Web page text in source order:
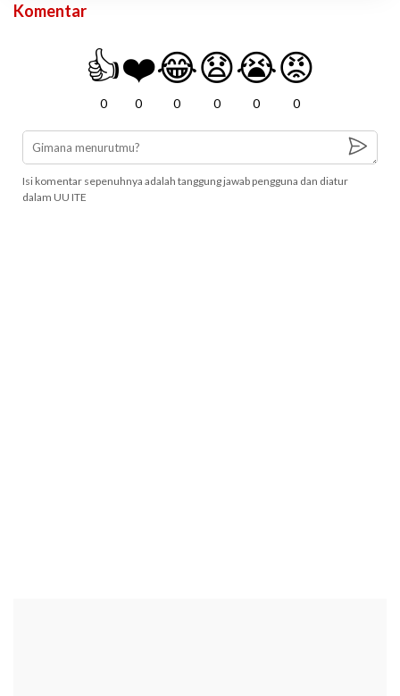
Komentar
👍
0
❤️
0
😂
0
😧
0
😭
0
😡
0
Isi komentar sepenuhnya adalah tanggung jawab pengguna dan diatur
dalam UU ITE